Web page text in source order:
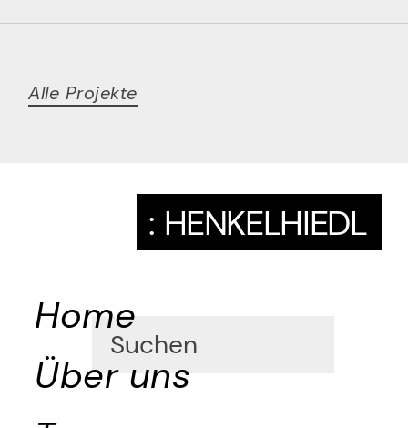
Alle Projekte
: HENKELHIEDL
Home
Über uns